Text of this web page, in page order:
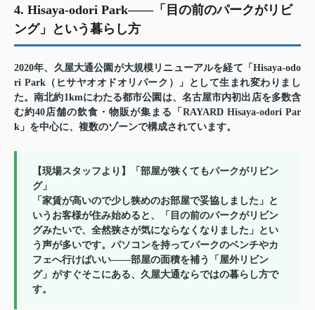
4. Hisaya-odori Park——「目の前のパークがリビ
ング」という暮らし方
2020年、久屋大通公園が大規模リニューアルを経て「Hisaya-odo
ri Park（ヒサヤオオドオリパーク）」として生まれ変わりまし
た。南北約1kmにわたる都市公園は、名古屋市内初出店を多数含
む約40店舗の飲食・物販が集まる「RAYARD Hisaya-odori Par
k」を中心に、複数のゾーンで構成されています。
【現場スタッフより】「部屋が狭くてもパークがリビン
グ」
「家賃が高いので少し狭めのお部屋で妥協しました」と
いうお客様が住み始めると、「目の前のパークがリビン
グみたいで、全然狭さが気にならなくなりました」とい
う声が多いです。パソコンを持ってパークのベンチやカ
フェへ行けばいい——部屋の面積を補う「屋外リビン
グ」がすぐそこにある、久屋大通ならではの暮らし方で
す。